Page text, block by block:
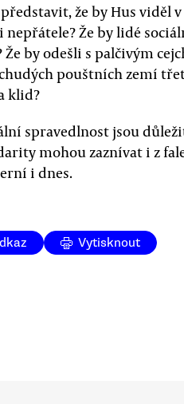
že by Hus viděl
Že by lidé
by odešli s palčivým
pouštních zemí
klid?
spravedlnost jsou
mohou zaznívat i z
i dnes.
Vytisknout